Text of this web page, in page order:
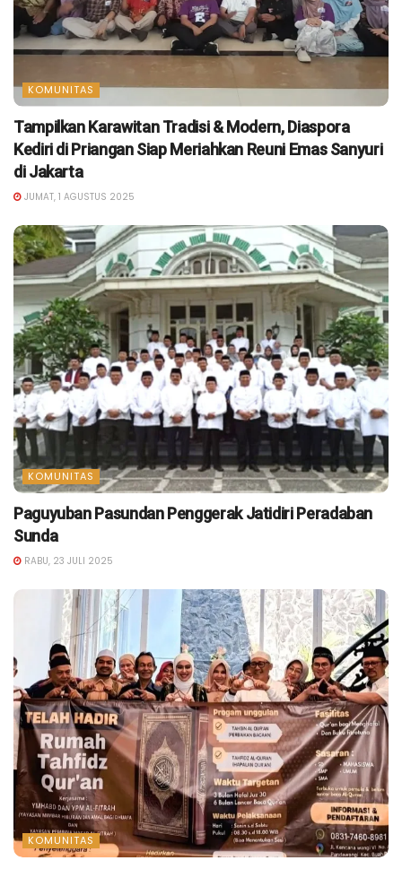
KOMUNITAS
Tampilkan Karawitan Tradisi & Modern, Diaspora
Kediri di Priangan Siap Meriahkan Reuni Emas Sanyuri
di Jakarta
JUMAT, 1 AGUSTUS 2025
KOMUNITAS
Paguyuban Pasundan Penggerak Jatidiri Peradaban
Sunda
RABU, 23 JULI 2025
KOMUNITAS